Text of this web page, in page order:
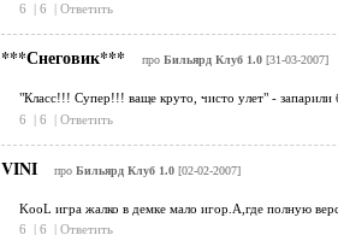
6
| 6 | Ответить
***Снеговик*** про Бильярд Клуб 1.0[31-03-2007]
"Класс!!! Супер!!! ваще круто, чисто улет" - запарили
6
| 6 | Ответить
VINI про Бильярд Клуб 1.0[02-02-2007]
KooL игра жалко в демке мало игор.А,где полную
6
| 6 | Ответить